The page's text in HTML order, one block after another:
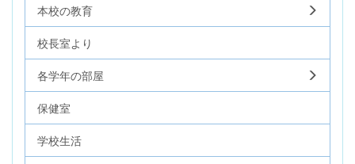
本校の教育
校長室より
各学年の部屋
保健室
学校生活